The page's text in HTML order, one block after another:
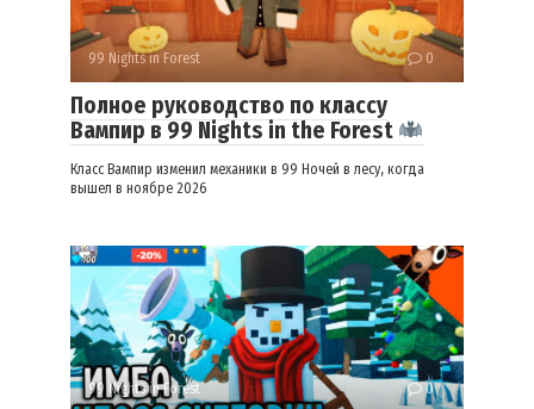
99 Nights in Forest 0
Полное руководство по классу
Вампир в 99 Nights in the Forest
Класс Вампир изменил механики в 99 Ночей в лесу, когда
вышел в ноябре 2026
99 Nights in Forest 0